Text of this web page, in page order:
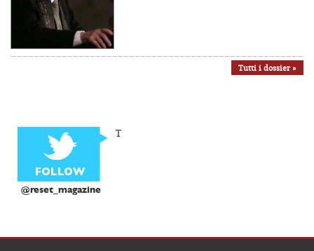
Tutti i dossier »
@reset_magazine
T